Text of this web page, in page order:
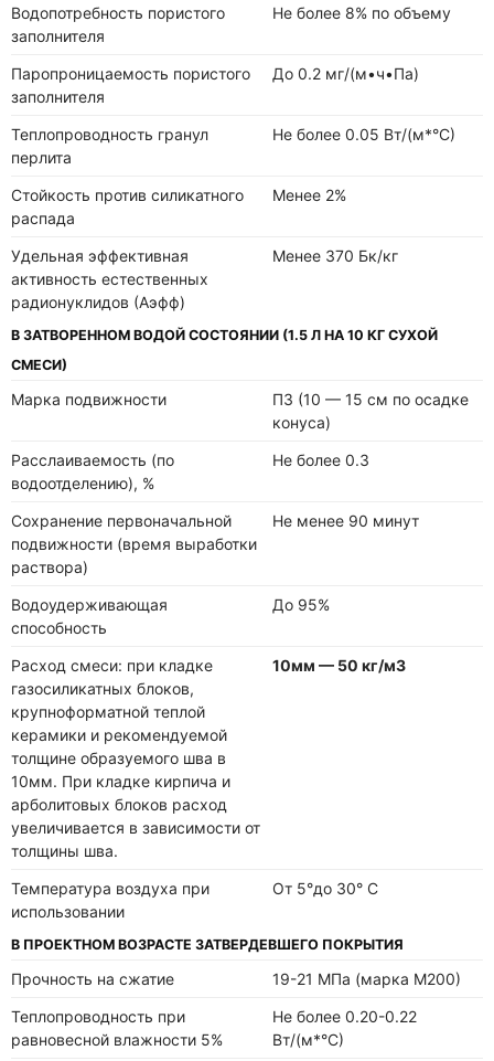
Водопотребность пористого
заполнителя
Не более 8% по объему
Паропроницаемость пористого
заполнителя
До 0.2 мг/(м•ч•Па)
Теплопроводность гранул
перлита
Не более 0.05 Вт/(м*°С)
Стойкость против силикатного
распада
Менее 2%
Удельная эффективная
активность естественных
радионуклидов (Аэфф)
Менее 370 Бк/кг
В ЗАТВОРЕННОМ ВОДОЙ СОСТОЯНИИ (1.5 Л НА 10 КГ СУХОЙ
СМЕСИ)
Марка подвижности
П3 (10 — 15 см по осадке
конуса)
Расслаиваемость (по
водоотделению), %
Не более 0.3
Сохранение первоначальной
подвижности (время выработки
раствора)
Не менее 90 минут
Водоудерживающая
способность
До 95%
Расход смеси: при кладке
газосиликатных блоков,
крупноформатной теплой
керамики и рекомендуемой
толщине образуемого шва в
10мм. При кладке кирпича и
арболитовых блоков расход
увеличивается в зависимости от
толщины шва.
10мм — 50 кг/м3
Температура воздуха при
использовании
От 5°до 30° С
В ПРОЕКТНОМ ВОЗРАСТЕ ЗАТВЕРДЕВШЕГО ПОКРЫТИЯ
Прочность на сжатие
19-21 МПа (марка М200)
Теплопроводность при
равновесной влажности 5%
Не более 0.20-0.22
Вт/(м*°С)